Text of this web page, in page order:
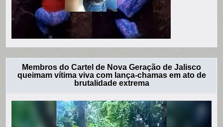
Membros do Cartel de Nova Geração de Jalisco
queimam vítima viva com lança-chamas em ato de
brutalidade extrema